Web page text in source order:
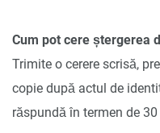
Cum pot cere ștergerea
Trimite o cerere scrisă,
copie după actul de
răspundă în termen de 30